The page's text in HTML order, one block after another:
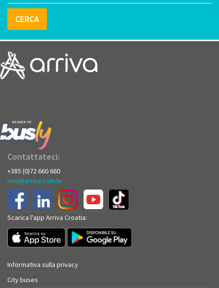
CERCA
Contattateci:
+385 (0)72 660 660
info@arriva.com.hr
Scarica l'app Arriva Croatia:
Informativa sulla privacy
City buses